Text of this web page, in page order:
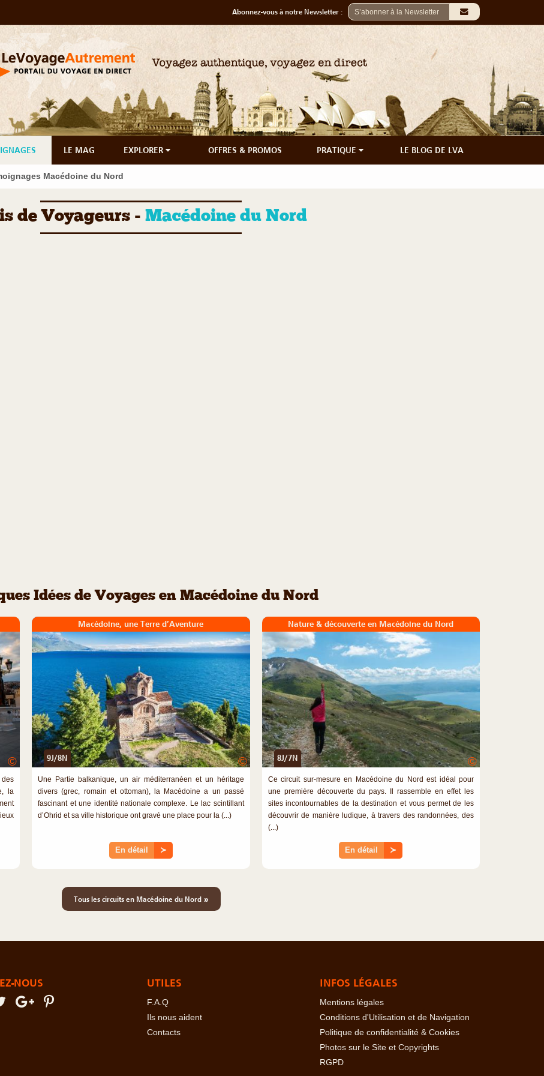
Abonnez-vous à notre Newsletter :
LE MAG EXPLORER OFFRES & PROMOS PRATIQUE LE BLOG DE LVA
Macédoine du Nord
de Voyageurs - Macédoine du Nord
Idées de Voyages en Macédoine du Nord
©
des
la
Macédoine, une Terre d’Aventure
9J/8N ©
Une Partie balkanique, un air méditerranéen et un héritage
divers (grec, romain et ottoman), la Macédoine a un passé
fascinant et une identité nationale complexe. Le lac scintillant
d’Ohrid et sa ville historique ont gravé une place pour la (...)
En détail ≻
Nature & découverte en Macédoine du Nord
8J/7N ©
Ce circuit sur-mesure en Macédoine du Nord est idéal pour
une première découverte du pays. Il rassemble en effet les
sites incontournables de la destination et vous permet de les
découvrir de manière ludique, à travers des randonnées, des
(...)
En détail ≻
Tous les circuits en Macédoine du Nord»
NOUS UTILES
F.A.Q
Ils nous aident
Contacts
INFOS LÉGALES
Mentions légales
Conditions d'Utilisation et de Navigation
Politique de confidentialité & Cookies
Photos sur le Site et Copyrights
RGPD